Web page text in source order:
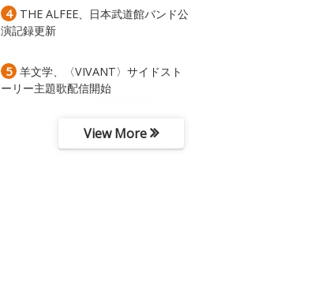
4
演記録更新
5
ーリー主題歌配信開始
View More